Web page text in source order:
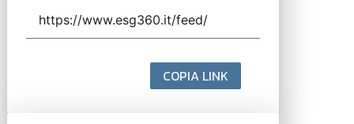
COPIA LINK